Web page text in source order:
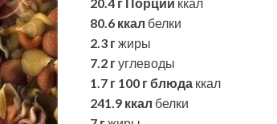
80.6 ккал белки
2.3 гжиры
7.2 гуглеводы
1.7 г 100 г блюда ккал
241.9 ккал белки